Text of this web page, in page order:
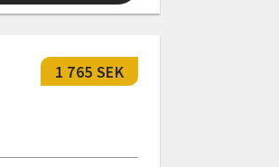
1 765 SEK